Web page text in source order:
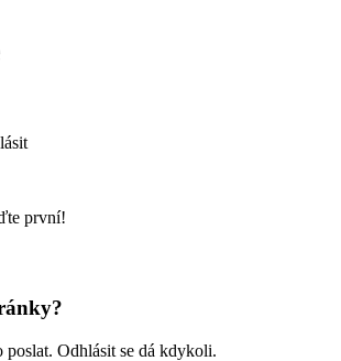
první!
Odhlásit se dá kdykoli.